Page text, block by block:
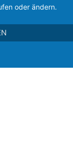
oder ändern.